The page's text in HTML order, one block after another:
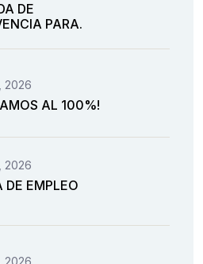
DE
PARA.
2026
AL 100%!
2026
DE EMPLEO
2026